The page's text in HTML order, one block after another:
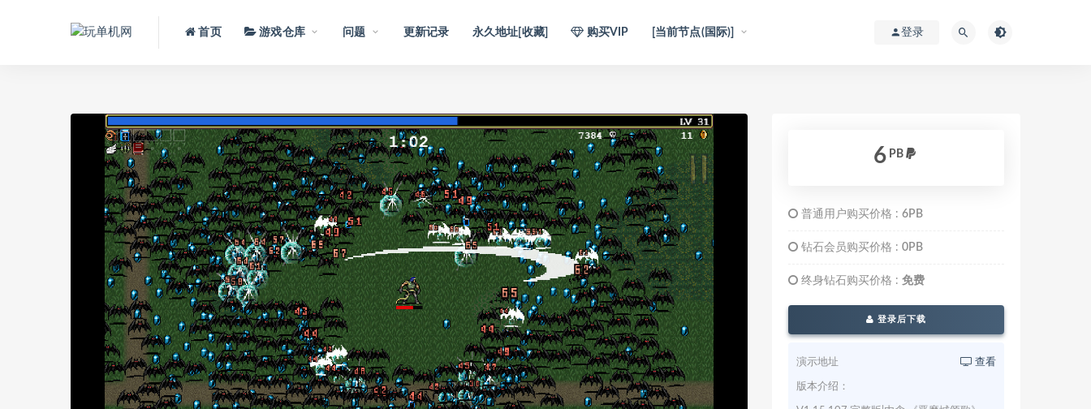
首页 游戏仓库 问题 更新记录 永久地址[收藏] 购买VIP [当前节点(国际)] 登录
6 PB
普通用户购买价格 : 6PB
钻石会员购买价格 : 0PB
终身钻石购买价格 : 免费
登录后下载
演示地址 查看
版本介绍：